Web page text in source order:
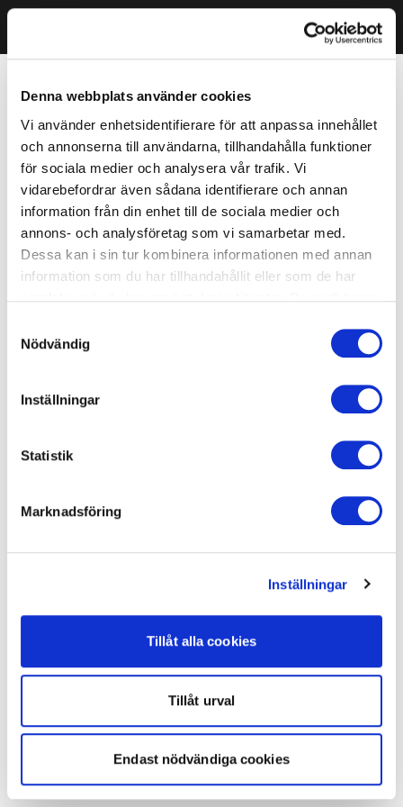
Denna webbplats använder cookies
Vi använder enhetsidentifierare för att anpassa innehållet
och annonserna till användarna, tillhandahålla funktioner
för sociala medier och analysera vår trafik. Vi
vidarebefordrar även sådana identifierare och annan
information från din enhet till de sociala medier och
annons- och analysföretag som vi samarbetar med.
Dessa kan i sin tur kombinera informationen med annan
information som du har tillhandahållit eller som de har
Nödvändig
Inställningar
Statistik
Marknadsföring
Inställningar
Tillåt alla cookies
Tillåt urval
Endast nödvändiga cookies